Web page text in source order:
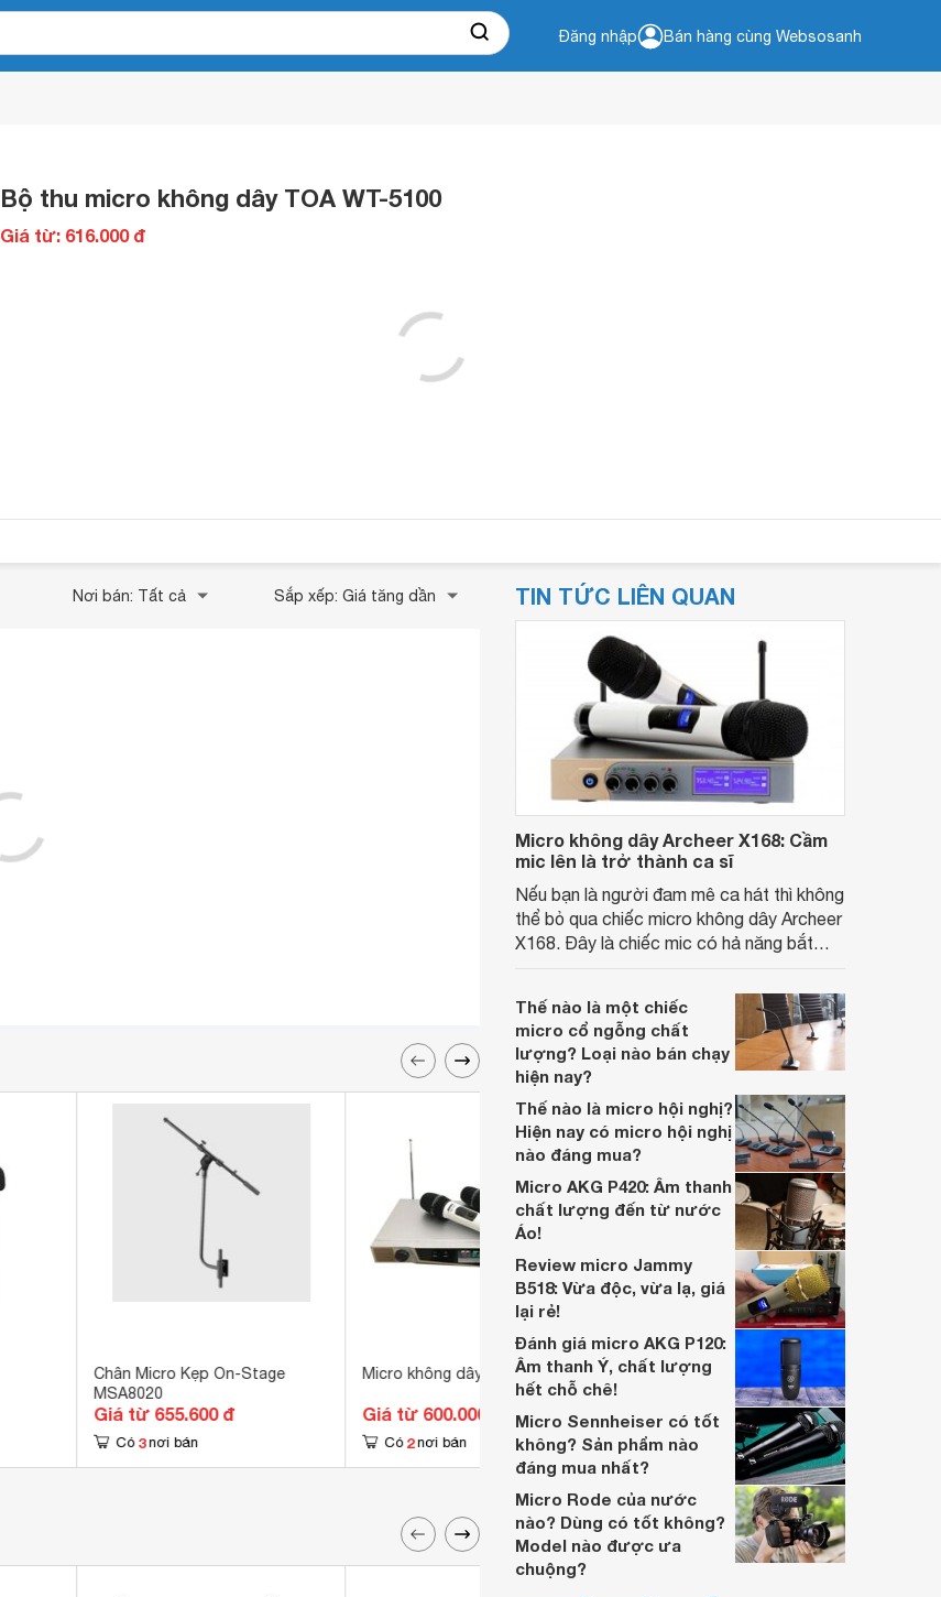
Đăng nhập Bán hàng cùng Websosanh
Bộ thu micro không dây TOA WT-5100
Giá từ: 616.000 đ
Nơi bán: Tất cả Sắp xếp: Giá tăng dần
Chân Micro Kẹp On-Stage
MSA8020
Giá từ 655.600 đ
Có 3 nơi bán
Micro không dây Bose BS9999
Giá từ 600.000 đ
Có 2 nơi bán
Micro điện động cầm tay TOA
Giá từ 783.200 đ
Có 14 nơi bán
TIN TỨC LIÊN QUAN
Micro không dây Archeer X168: Cầm
mic lên là trở thành ca sĩ
Nếu bạn là người đam mê ca hát thì không
thể bỏ qua chiếc micro không dây Archeer
X168. Đây là chiếc mic có hả năng bắt
Thế nào là một chiếc
micro cổ ngỗng chất
lượng? Loại nào bán chạy
hiện nay?
Thế nào là micro hội nghị?
Hiện nay có micro hội nghị
nào đáng mua?
Micro AKG P420: Âm thanh
chất lượng đến từ nước
Áo!
Review micro Jammy
B518: Vừa độc, vừa lạ, giá
lại rẻ!
Đánh giá micro AKG P120:
Âm thanh Ý, chất lượng
hết chỗ chê!
Micro Sennheiser có tốt
không? Sản phẩm nào
đáng mua nhất?
Micro Rode của nước
nào? Dùng có tốt không?
Model nào được ưa
chuộng?